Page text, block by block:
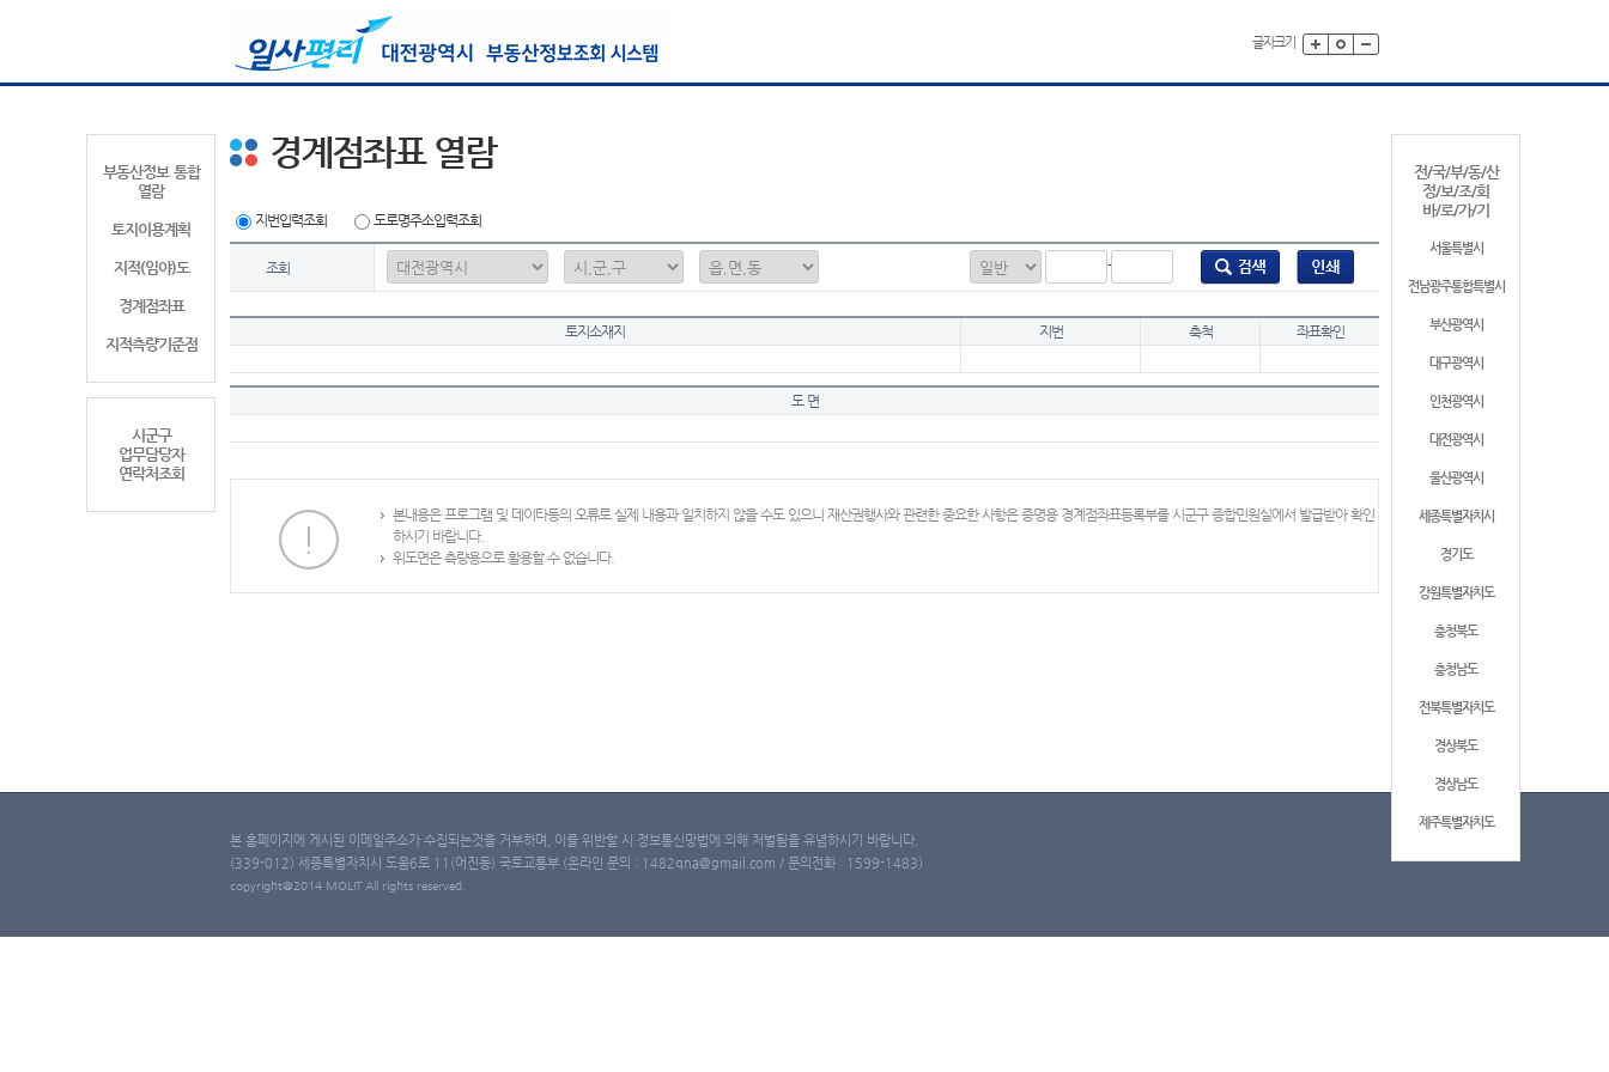
글자크기
부동산정보 통합
열람
토지이용계획
지적(임야)도
경계점좌표
지적측량기준점
시군구
업무담당자
연락처조회
전/국/부/동/산
정/보/조/회
바/로/가/기
서울특별시
전남광주통합특별시
부산광역시
대구광역시
인천광역시
대전광역시
울산광역시
세종특별자치시
경기도
강원특별자치도
충청북도
충청남도
전북특별자치도
경상북도
경상남도
제주특별자치도
경계점좌표 열람
지번입력조회 도로명주소입력조회
조회 -
토지소재지 지번 축척 좌표확인
도 면
본내용은 프로그램 및 데이타등의 오류로 실제 내용과 일치하지 않을 수도 있으니 재산권행사와 관련한 중요한 사항은 증명용 경계점좌표등록부를 시군구 종합민원실에서 발급받아 확인
하시기 바랍니다.
위도면은 측량용으로 활용할 수 없습니다.
본 홈페이지에 게시된 이메일주소가 수집되는것을 거부하며, 이를 위반할 시 정보통신망법에 의해 처벌됨을 유념하시기 바랍니다.
(339-012) 세종특별자치시 도움6로 11(어진동) 국토교통부 (온라인 문의 : 1482qna@gmail.com / 문의전화 : 1599-1483)
copyright@2014 MOLIT All rights reserved.